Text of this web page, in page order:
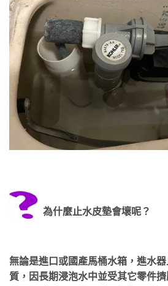
為什麼止水皮墊會壞呢？
無論是進口或國產馬桶水箱，進水
質，因長期浸泡水中並受其它零件